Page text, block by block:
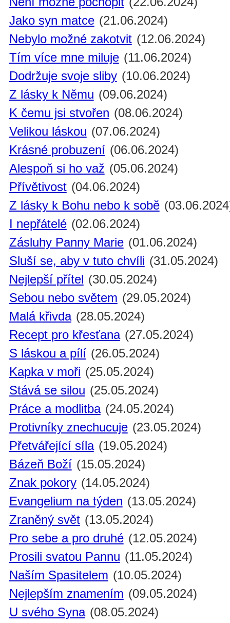
Jako syn matce (21.06.2024)
Nebylo možné zakotvit (12.06.2024)
Tím více mne miluje (11.06.2024)
Dodržuje svoje sliby (10.06.2024)
Z lásky k Němu (09.06.2024)
K čemu jsi stvořen (08.06.2024)
Velikou láskou (07.06.2024)
Krásné probuzení (06.06.2024)
Alespoň si ho važ (05.06.2024)
Přívětivost (04.06.2024)
Z lásky k Bohu nebo k sobě
I nepřátelé (02.06.2024)
Zásluhy Panny Marie (01.06.2024)
Sluší se, aby v tuto chvíli (31.05.2024)
Nejlepší přítel (30.05.2024)
Sebou nebo světem (29.05.2024)
Malá křivda (28.05.2024)
Recept pro křesťana (27.05.2024)
S láskou a pílí (26.05.2024)
Kapka v moři (25.05.2024)
Stává se silou (25.05.2024)
Práce a modlitba (24.05.2024)
Protivníky znechucuje (23.05.2024)
Přetvářející síla (19.05.2024)
Bázeň Boží (15.05.2024)
Znak pokory (14.05.2024)
Evangelium na týden (13.05.2024)
Zraněný svět (13.05.2024)
Pro sebe a pro druhé (12.05.2024)
Prosili svatou Pannu (11.05.2024)
Naším Spasitelem (10.05.2024)
Nejlepším znamením (09.05.2024)
U svého Syna (08.05.2024)